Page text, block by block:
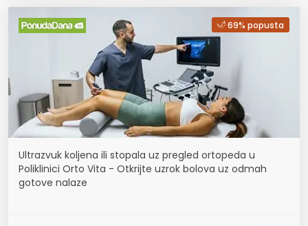
69% popusta
Ultrazvuk koljena ili stopala uz pregled ortopeda u
Poliklinici Orto Vita - Otkrijte uzrok bolova uz odmah
gotove nalaze